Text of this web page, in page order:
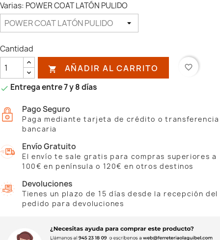
Varias: POWER COAT LATÓN PULIDO
Cantidad
 AÑADIR AL CARRITO favorite_border
 Entrega entre 7 y 8 días
Pago Seguro
Paga mediante tarjeta de crédito o transferencia
bancaria
Envío Gratuito
El envío te sale gratis para compras superiores a
100€ en península o 120€ en otros destinos
Devoluciones
Tienes un plazo de 15 días desde la recepción del
pedido para devoluciones